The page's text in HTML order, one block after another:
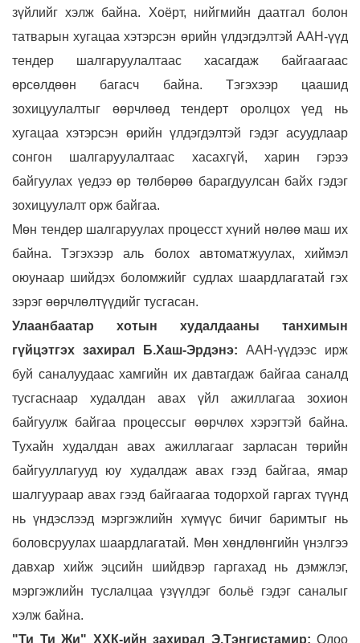
зүйлийг хэлж байна. Хоёрт, нийгмийн даатгал болон
татварын хугацаа хэтэрсэн өрийн үлдэгдэлтэй ААН-үүд
тендер шалгаруулалтаас хасагдаж байгаагаас
өрсөлдөөн багасч байна. Тэгэхээр цаашид
зохицуулалтыг өөрчлөөд тендерт оролцох үед нь
хугацаа хэтэрсэн өрийн үлдэгдэлтэй гэдэг асуудлаар
сонгон шалгаруулалтаас хасахгүй, харин гэрээ
байгуулах үедээ өр төлбөрөө барагдуулсан байх гэдэг
зохицуулалт орж байгаа.
Мөн тендер шалгаруулах процесст хүний нөлөө маш их
байна. Тэгэхээр аль болох автоматжуулах, хиймэл
оюунаар шийдэх боломжийг судлах шаардлагатай гэх
зэрэг өөрчлөлтүүдийг тусгасан.
Улаанбаатар хотын худалдааны танхимын
гүйцэтгэх захирал Б.Хаш-Эрдэнэ: ААН-үүдээс ирж
буй саналуудаас хамгийн их давтагдаж байгаа саналд
тусгаснаар худалдан авах үйл ажиллагаа зохион
байгуулж байгаа процессыг өөрчлөх хэрэгтэй байна.
Тухайн худалдан авах ажиллагааг зарласан төрийн
байгууллагууд юу худалдаж авах гээд байгаа, ямар
шалгуураар авах гээд байгаагаа тодорхой гаргах түүнд
нь үндэслээд мэргэжлийн хүмүүс бичиг баримтыг нь
боловсруулах шаардлагатай. Мөн хөндлөнгийн үнэлгээ
давхар хийж эцсийн шийдвэр гаргахад нь дэмжлэг,
мэргэжлийн туслалцаа үзүүлдэг больё гэдэг саналыг
хэлж байна.
"Ти Ти Жи" ХХК-ийн захирал Э.Тэнгистамир: Одоо